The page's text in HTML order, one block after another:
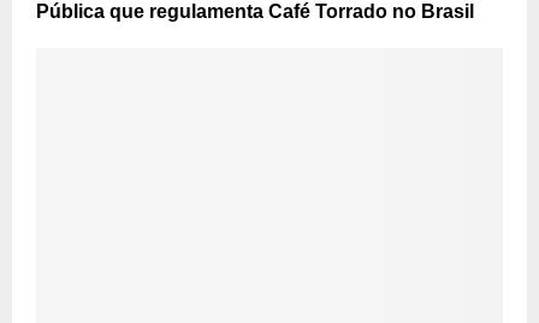
Pública que regulamenta Café Torrado no Brasil